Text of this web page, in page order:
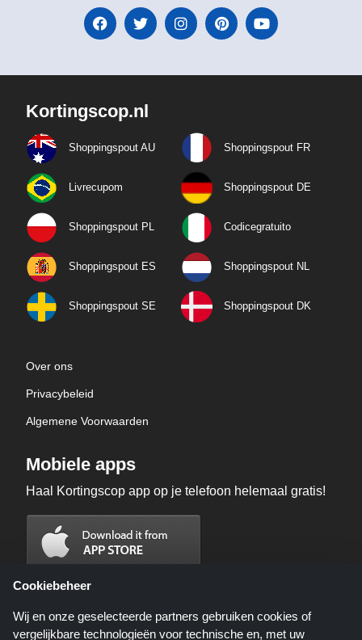
Kortingscop.nl
Shoppingspout AU Shoppingspout FR
Livrecupom Shoppingspout DE
Shoppingspout PL Codicegratuito
Shoppingspout ES Shoppingspout NL
Shoppingspout SE Shoppingspout DK
Over ons
Privacybeleid
Algemene Voorwaarden
Mobiele apps
Haal Kortingscop app op je telefoon helemaal gratis!
Cookiebeheer
Wij en onze geselecteerde partners gebruiken cookies of
vergelijkbare technologieën voor technische en, met uw